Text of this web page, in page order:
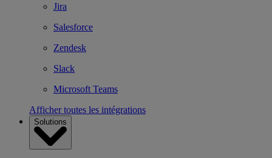
Jira
Salesforce
Zendesk
Slack
Microsoft Teams
Afficher toutes les intégrations
Solutions